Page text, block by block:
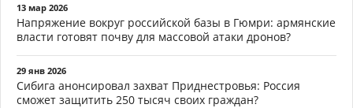
13 мар 2026
Напряжение вокруг российской базы в Гюмри: армянские
власти готовят почву для массовой атаки дронов?
29 янв 2026
Сибига анонсировал захват Приднестровья: Россия
сможет защитить 250 тысяч своих граждан?